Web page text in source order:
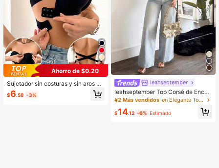
Ahorro de $0.20
Sujetador sin costuras y sin aros pa
ra mujer, sexy con laterales antidesl
izantes, almohadillas extraíbles y e
$6.58 -3%
leahseptember
leahseptember Top Corsé de Encaj
e Marrón de unicolor para Playa de
Verano, Fiestas y Uso Diario
#2 Más vendidos en Elegante Tops de mujer
$14.12 -6% Estimado